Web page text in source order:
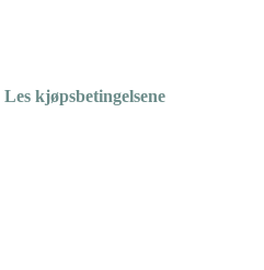
Les kjøpsbetingelsene